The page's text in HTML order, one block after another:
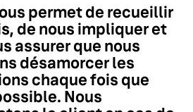
permet de recueillir
de nous impliquer et
assurer que nous
désamorcer les
chaque fois que
Nous